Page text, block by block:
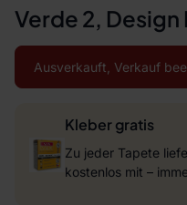
Verde 2, Design
Ausverkauft, Verkauf
Kleber gratis
Zu jeder Tapete
kostenlos mit –